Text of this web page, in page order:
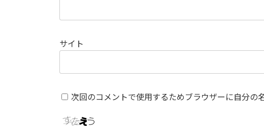
サイト
次回のコメントで使用するためブラウザーに自分の